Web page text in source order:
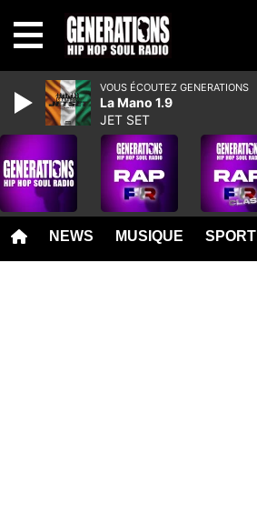
NEWS MUSIQUE SPORT
VOUS ÉCOUTEZ GENERATIONS
La Mano 1.9
JET SET